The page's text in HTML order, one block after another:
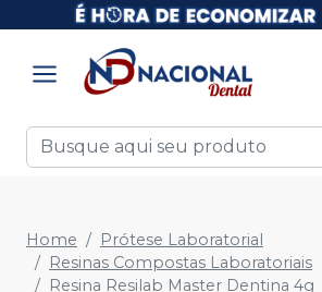
Home
Prótese Laboratorial
Resinas Compostas Laboratoriais
Resina Resilab Master Dentina 4g